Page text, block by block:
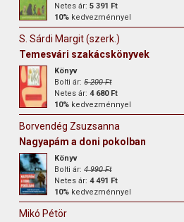
Netes ár:5 391 Ft
10% kedvezménnyel
S. Sárdi Margit (szerk.)
Temesvári szakácskönyvek
Könyv
Bolti ár:5 200 Ft
Netes ár:4 680 Ft
10% kedvezménnyel
Borvendég Zsuzsanna
Nagyapám a doni pokolban
Könyv
Bolti ár:4 990 Ft
Netes ár:4 491 Ft
10% kedvezménnyel
Mikó Pétör